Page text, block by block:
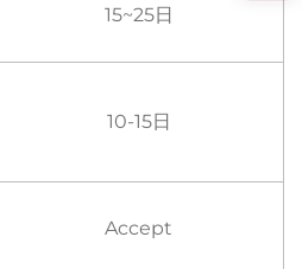
15~25日
10-15日
Accept